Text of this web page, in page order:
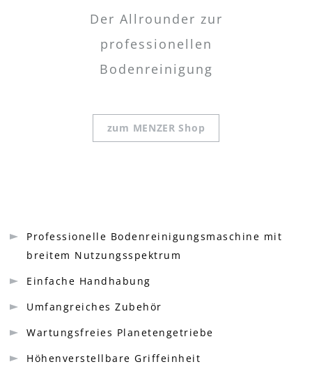
Der Allrounder zur
professionellen
Bodenreinigung
zum MENZER Shop
Professionelle Bodenreinigungsmaschine mit
breitem Nutzungsspektrum
Einfache Handhabung
Umfangreiches Zubehör
Wartungsfreies Planetengetriebe
Höhenverstellbare Griffeinheit